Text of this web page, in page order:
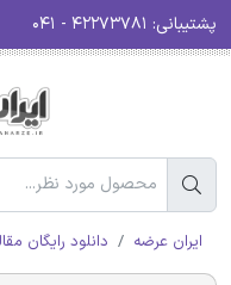
پشتیبانی:
ایران عرضه دانلود رایگان